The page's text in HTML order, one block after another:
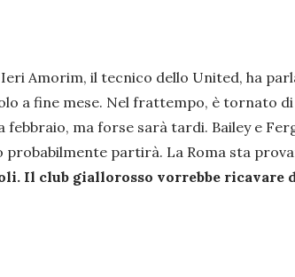
Amorim, il tecnico dello United, ha
a fine mese. Nel frattempo, è tornato di
febbraio, ma forse sarà tardi. Bailey e
partirà. La Roma sta
Il club giallorosso vorrebbe